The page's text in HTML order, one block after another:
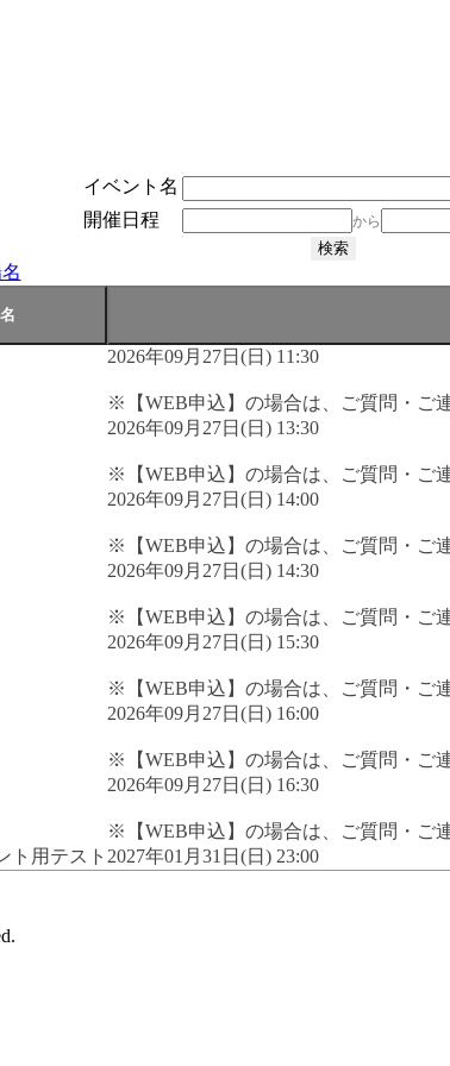
イベント名
開催日程
から
2026年09月27日(日) 11:30
※【WEB申込】の場合は、ご質問・ご
2026年09月27日(日) 13:30
※【WEB申込】の場合は、ご質問・ご
2026年09月27日(日) 14:00
※【WEB申込】の場合は、ご質問・ご
2026年09月27日(日) 14:30
※【WEB申込】の場合は、ご質問・ご
2026年09月27日(日) 15:30
※【WEB申込】の場合は、ご質問・ご
2026年09月27日(日) 16:00
※【WEB申込】の場合は、ご質問・ご
2026年09月27日(日) 16:30
※【WEB申込】の場合は、ご質問・ご
ト用テスト 2027年01月31日(日) 23:00